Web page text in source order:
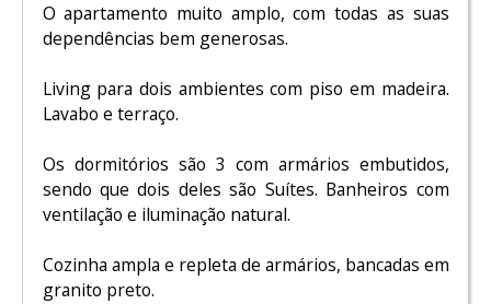
O apartamento muito amplo, com todas as suas
dependências bem generosas.
Living para dois ambientes com piso em madeira.
Lavabo e terraço.
Os dormitórios são 3 com armários embutidos,
sendo que dois deles são Suítes. Banheiros com
ventilação e iluminação natural.
Cozinha ampla e repleta de armários, bancadas em
granito preto.